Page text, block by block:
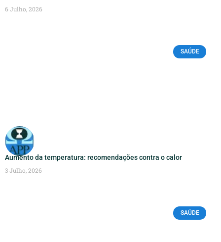
6 Julho, 2026
SAÚDE
Aumento da temperatura: recomendações contra o calor
3 Julho, 2026
SAÚDE